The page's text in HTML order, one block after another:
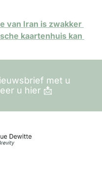
van Iran is zwakker
kaartenhuis kan
met u
u hier 📩